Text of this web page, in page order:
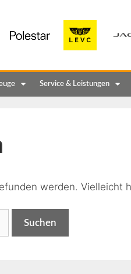
Service & Leistungen
werden. Vielleicht